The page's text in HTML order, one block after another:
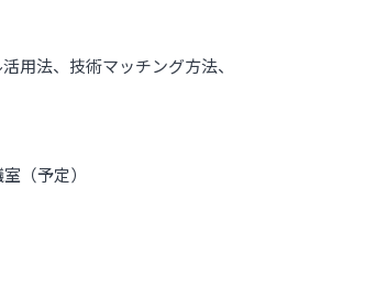
用法、技術マッチング方法、
（予定）